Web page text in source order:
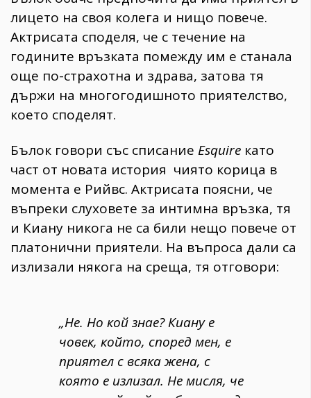
лицето на своя колега и нищо повече.
Актрисата споделя, че с течение на
годините връзката помежду им е станала
още по-страхотна и здрава, затова тя
държи на многогодишното приятелство,
което споделят.
Бълок говори със списание Esquire като
част от новата история чиято корица в
момента е Рийвс. Актрисата поясни, че
въпреки слуховете за интимна връзка, тя
и Киану никога не са били нещо повече от
платонични приятели. На въпроса дали са
излизали някога на среща, тя отговори:
„Не. Но кой знае? Киану е
човек, който, според мен, е
приятел с всяка жена, с
която е излизал. Не мисля, че